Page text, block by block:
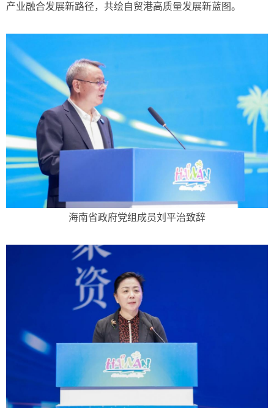
产业融合发展新路径，共绘自贸港高质量发展新蓝图。
海南省政府党组成员刘平治致辞